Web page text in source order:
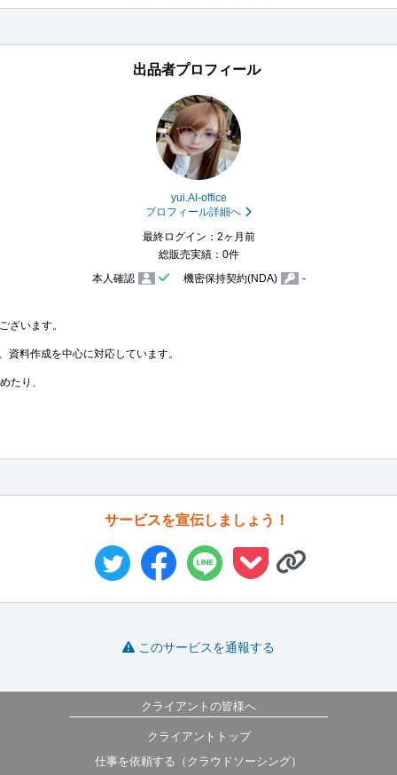
出品者プロフィール
yui.AI-office
プロフィール詳細へ
最終ログイン：2ヶ月前
総販売実績：0件
本人確認
機密保持契約(NDA) -
ざいます。
料作成を中心に対応しています。
たり、
サービスを宣伝しましょう！
このサービスを通報する
クライアントの皆様へ
クライアントトップ
仕事を依頼する（クラウドソーシング）